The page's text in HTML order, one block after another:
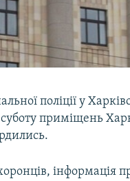
поліції у
приміщень
інформація